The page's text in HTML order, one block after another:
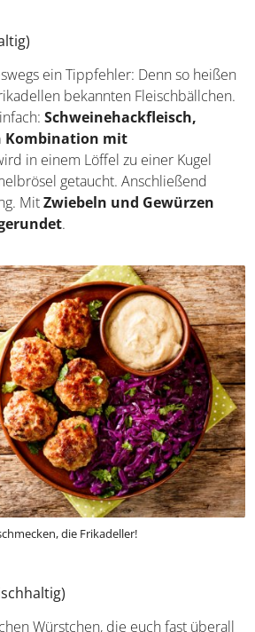
ein Tippfehler: Denn so
als Frikadellen bekannten
ist einfach:
manchmal auch in
, wird in einem
und in Semmelbrösel
erfolgt der Bratvorgang. Mit
wird das Ganze